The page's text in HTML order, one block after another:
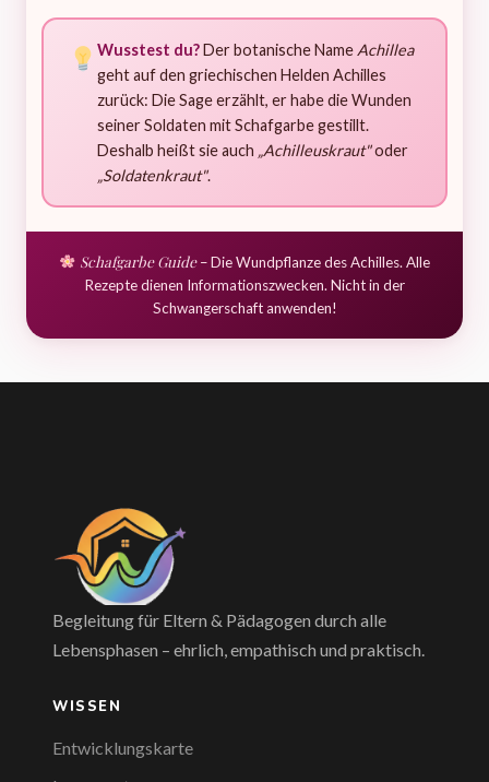
Wusstest du?Der botanische Name Achillea
geht auf den griechischen Helden Achilles
zurück: Die Sage erzählt, er habe die Wunden
seiner Soldaten mit Schafgarbe gestillt.
Deshalb heißt sie auch „Achilleuskraut"oder
„Soldatenkraut".
Schafgarbe Guide– Die Wundpflanze des Achilles. Alle
Rezepte dienen Informationszwecken. Nicht in der
Schwangerschaft anwenden!
Begleitung für Eltern & Pädagogen durch alle
Lebensphasen – ehrlich, empathisch und praktisch.
WISSEN
Entwicklungskarte